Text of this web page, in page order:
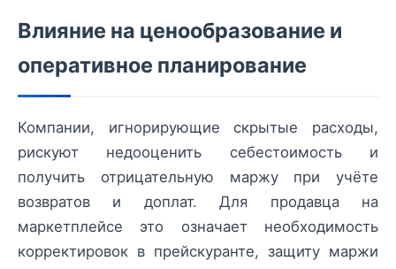
Влияние на ценообразование и
оперативное планирование
Компании, игнорирующие скрытые расходы,
рискуют недооценить себестоимость и
получить отрицательную маржу при учёте
возвратов и доплат. Для продавца на
маркетплейсе это означает необходимость
корректировок в прейскуранте, защиту маржи